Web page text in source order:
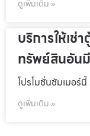
ดูเพิ่มเติม »
บริการให้เช่
ทรัพย์สินอัน
โปรโมชั่นชัมเมอร์
ดูเพิ่มเติม »